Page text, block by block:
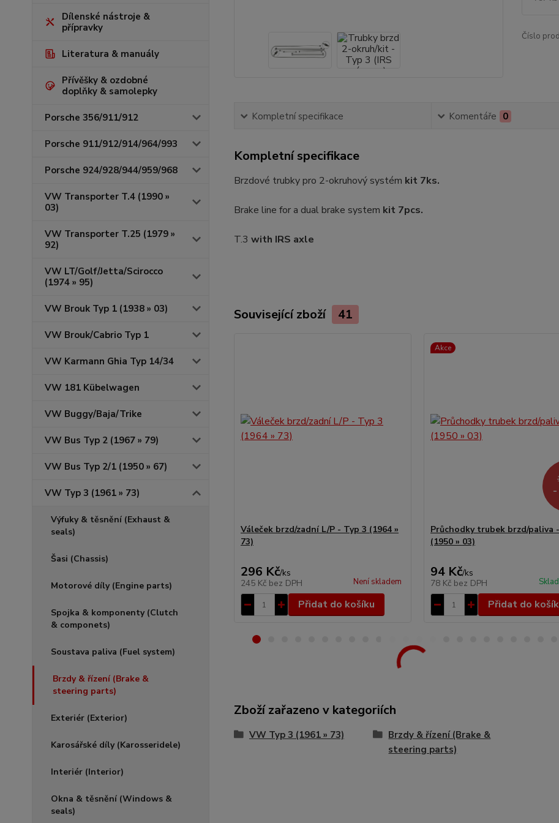
Dílenské nástroje &
přípravky
Literatura & manuály
Přívěšky & ozdobné
doplňky & samolepky
Porsche 356/911/912
Porsche 911/912/914/964/993
Porsche 924/928/944/959/968
VW Transporter T.4 (1990 »
03)
VW Transporter T.25 (1979 »
92)
VW LT/Golf/Jetta/Scirocco
(1974 » 95)
VW Brouk Typ 1 (1938 » 03)
VW Brouk/Cabrio Typ 1
VW Karmann Ghia Typ 14/34
VW 181 Kübelwagen
VW Buggy/Baja/Trike
VW Bus Typ 2 (1967 » 79)
VW Bus Typ 2/1 (1950 » 67)
VW Typ 3 (1961 » 73)
Výfuky & těsnění (Exhaust &
seals)
Šasi (Chassis)
Motorové díly (Engine parts)
Spojka & komponenty (Clutch
& componets)
Soustava paliva (Fuel system)
Brzdy & řízení (Brake &
steering parts)
Exteriér (Exterior)
Karosářské díly (Karosseridele)
Interiér (Interior)
Okna & těsnění (Windows &
seals)
Číslo
Kompletní specifikace Komentáře 0
Kompletní specifikace
Brzdové trubky pro 2-okruhový systém kit 7ks.
Brake line for a dual brake system kit 7pcs.
T.3 with IRS axle
Související zboží 41
Váleček brzd/zadní L/P - Typ 3 (1964 »
73)
296 Kč/ks
245 Kč bez DPH Není skladem
Přidat do košíku
Akce
Průchodky trubek brzd/paliva
(1950 » 03)
94 Kč/ks
78 Kč bez DPH
Přidat do
Zboží zařazeno v kategoriích
VW Typ 3 (1961 » 73)
Brzdy & řízení (Brake &
steering parts)